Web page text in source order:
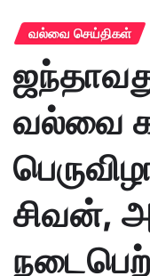
வல்வை செய்திகள்
வல்வை
சிவன்,